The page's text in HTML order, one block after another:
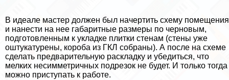
В идеале мастер должен был начертить схему помещения
и нанести на нее габаритные размеры по черновым,
подготовленным к укладке плитки стенам (стены уже
оштукатурены, короба из ГКЛ собраны). А после на схеме
сделать предварительную раскладку и убедиться, что
мелких несимметричных подрезок не будет. И только тогда
можно приступать к работе.